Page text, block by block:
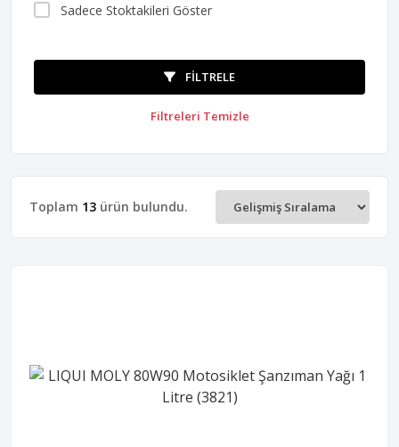
Sadece Stoktakileri Göster
FILTRELE
Filtreleri Temizle
Toplam 13 ürün bulundu.